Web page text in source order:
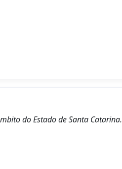
do Estado de Santa Catarina.